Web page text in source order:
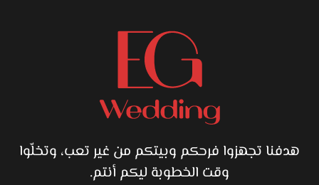
هدفنا تجهزوا فرحكم وبيتكم من غير تعب، وتخلّوا
وقت الخطوبة ليكم أنتم.